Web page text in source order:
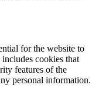
for the website to
cookies that
features of the
personal information.